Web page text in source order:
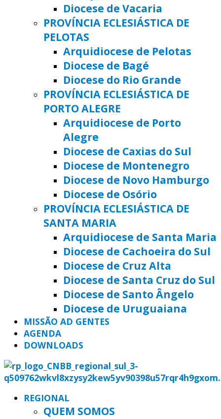
Diocese de Vacaria
PROVÍNCIA ECLESIÁSTICA DE
PELOTAS
Arquidiocese de Pelotas
Diocese de Bagé
Diocese do Rio Grande
PROVÍNCIA ECLESIÁSTICA DE
PORTO ALEGRE
Arquidiocese de Porto
Alegre
Diocese de Caxias do Sul
Diocese de Montenegro
Diocese de Novo Hamburgo
Diocese de Osório
PROVÍNCIA ECLESIÁSTICA DE
SANTA MARIA
Arquidiocese de Santa Maria
Diocese de Cachoeira do Sul
Diocese de Cruz Alta
Diocese de Santa Cruz do Sul
Diocese de Santo Ângelo
Diocese de Uruguaiana
MISSÃO AD GENTES
AGENDA
DOWNLOADS
REGIONAL
QUEM SOMOS